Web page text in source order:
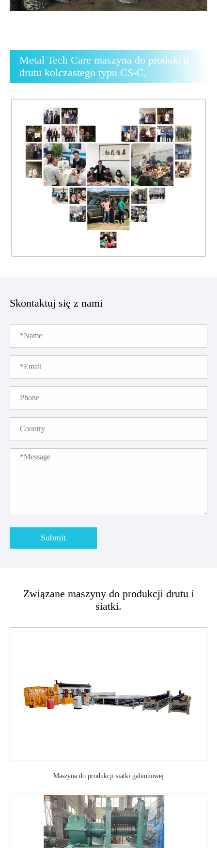
Metal Tech Care maszyna do produkcji
drutu kolczastego typu CS-C.
Skontaktuj się z nami
Submit
Związane maszyny do produkcji drutu i
siatki.
Maszyna do produkcji siatki gabionowej